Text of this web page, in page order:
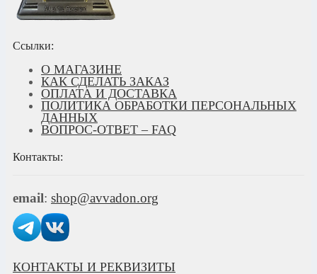
Ссылки:
О МАГАЗИНЕ
КАК СДЕЛАТЬ ЗАКАЗ
ОПЛАТА И ДОСТАВКА
ПОЛИТИКА ОБРАБОТКИ ПЕРСОНАЛЬНЫХ
ДАННЫХ
ВОПРОС-ОТВЕТ – FAQ
Контакты:
email: shop@avvadon.org
КОНТАКТЫ И РЕКВИЗИТЫ